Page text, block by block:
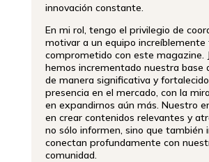
innovación constante.
En mi rol, tengo el privilegio de
motivar a un equipo
comprometido con este magazine.
hemos incrementado nuestra base
de manera significativa y
presencia en el mercado, con la
en expandirnos aún más. Nuestro
en crear contenidos relevantes y
no sólo informen, sino que también
conectan profundamente con
comunidad.